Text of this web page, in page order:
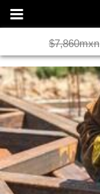
$7,860mxn